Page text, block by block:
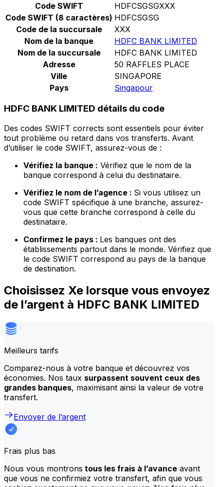
Code SWIFT
HDFCSGSGXXX
Code SWIFT (8 caractères) HDFCSGSG
Code de la succursale
XXX
Nom de la banque
HDFC BANK LIMITED
Nom de la succursale
HDFC BANK LIMITED
Adresse
50 RAFFLES PLACE
Ville
SINGAPORE
Pays
Singapour
HDFC BANK LIMITED détails du code
Des codes SWIFT corrects sont essentiels pour éviter
tout problème ou retard dans vos transferts. Avant
d’utiliser le code SWIFT, assurez-vous de :
Vérifiez la banque : Vérifiez que le nom de la
banque correspond à celui du destinataire.
Vérifiez le nom de l’agence : Si vous utilisez un
code SWIFT spécifique à une branche, assurez-
vous que cette branche correspond à celle du
destinataire.
Confirmez le pays : Les banques ont des
établissements partout dans le monde. Vérifiez que
le code SWIFT correspond au pays de la banque
de destination.
Choisissez Xe lorsque vous envoyez
de l’argent à HDFC BANK LIMITED
Meilleurs tarifs
Comparez-nous à votre banque et découvrez vos
économies. Nos taux surpassent souvent ceux des
grandes banques, maximisant ainsi la valeur de votre
transfert.
Envoyer de l’argent
Frais plus bas
Nous vous montrons tous les frais à l’avance avant
que vous ne confirmiez votre transfert, afin que vous